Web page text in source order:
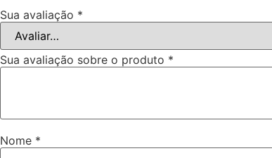
Sua avaliação *
Sua avaliação sobre o produto *
Nome *